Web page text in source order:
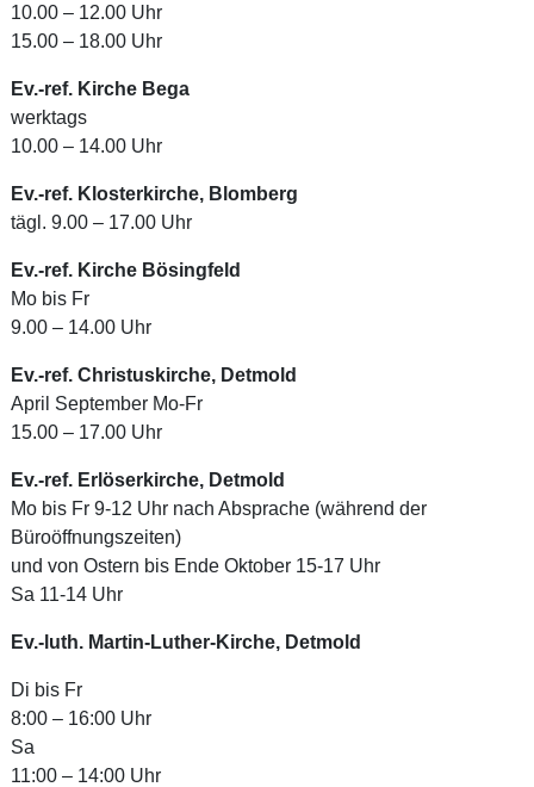
10.00 – 12.00 Uhr
15.00 – 18.00 Uhr
Ev.-ref. Kirche Bega
werktags
10.00 – 14.00 Uhr
Ev.-ref. Klosterkirche, Blomberg
tägl. 9.00 – 17.00 Uhr
Ev.-ref. Kirche Bösingfeld
Mo bis Fr
9.00 – 14.00 Uhr
Ev.-ref. Christuskirche, Detmold
April September Mo-Fr
15.00 – 17.00 Uhr
Ev.-ref. Erlöserkirche, Detmold
Mo bis Fr 9-12 Uhr nach Absprache (während der
Büroöffnungszeiten)
und von Ostern bis Ende Oktober 15-17 Uhr
Sa 11-14 Uhr
Ev.-luth. Martin-Luther-Kirche, Detmold
Di bis Fr
8:00 – 16:00 Uhr
Sa
11:00 – 14:00 Uhr